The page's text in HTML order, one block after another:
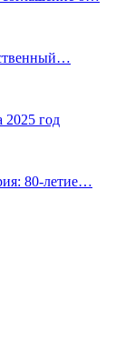
2025 год
80-летие…